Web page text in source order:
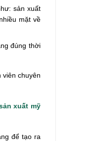
sản xuất
mặt về
đúng thời
viên chuyên
xuất mỹ
để tạo ra